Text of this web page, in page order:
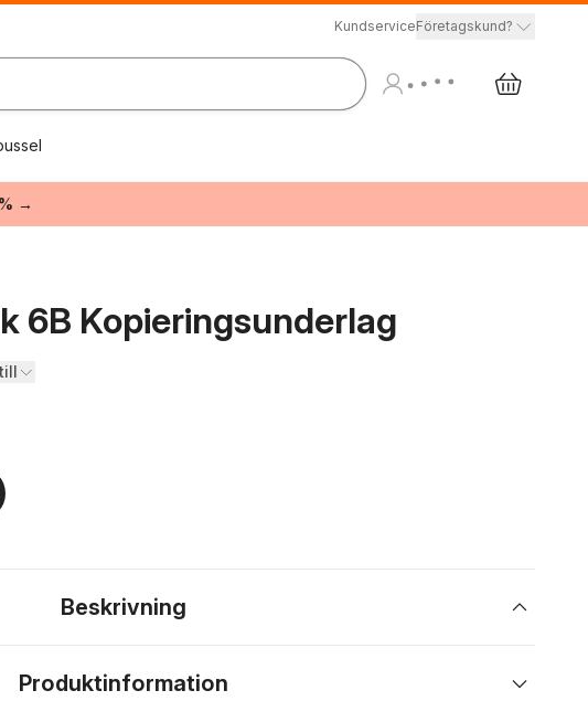
KundserviceFöretagskund?
→
6B Kopieringsunderlag
Beskrivning
Produktinformation